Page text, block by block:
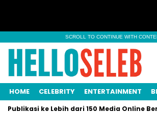
SCROLL TO CONTINUE WITH
HOME CELEBRITY ENTERTAINMENT
ke Lebih dari 150 Media Online